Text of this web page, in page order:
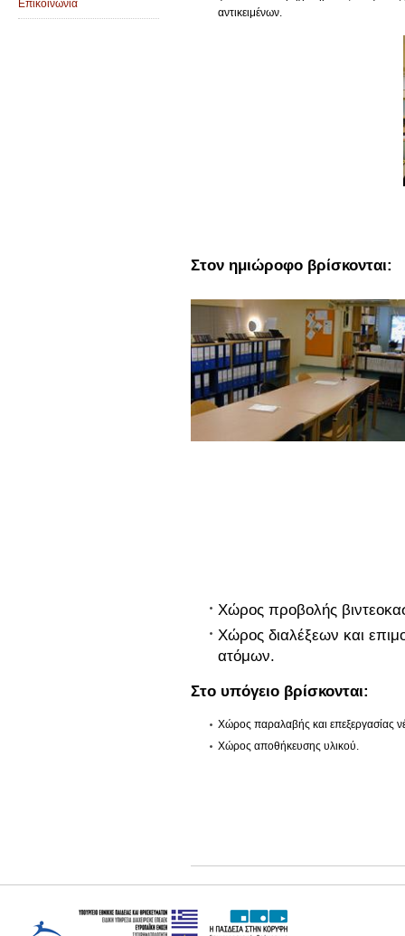
αντικειμένων.
Στον ημιώροφο βρίσκονται:
Χώρος προβολής
Χώρος διαλέξεων και
ατόμων.
Στο υπόγειο βρίσκονται:
Χώρος παραλαβής και επεξεργασίας
Χώρος αποθήκευσης υλικού.
Επικοινωνία